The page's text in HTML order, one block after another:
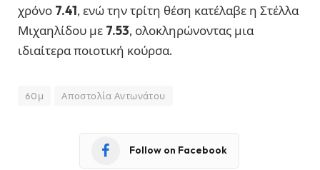
χρόνο 7.41, ενώ την τρίτη θέση κατέλαβε η Στέλλα
Μιχαηλίδου με 7.53, ολοκληρώνοντας μια
ιδιαίτερα ποιοτική κούρσα.
60μ Αποστολία Αντωνάτου
Follow on Facebook